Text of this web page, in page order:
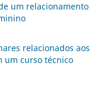
um relacionamento
relacionados aos
um curso técnico